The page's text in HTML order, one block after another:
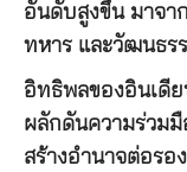
อันดับสูงขึ้น มาจา
ทหาร และวัฒนธร
อิทธิพลของอินเดีย
ผลักดันความร่วม
สร้างอำนาจต่อร